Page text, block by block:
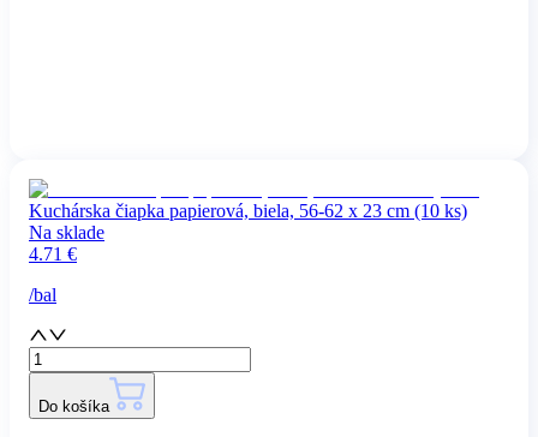
Kuchárska čiapka papierová, biela, 56-62 x 23 cm (10 ks)
Na sklade
4.71 €
/bal
Do košíka